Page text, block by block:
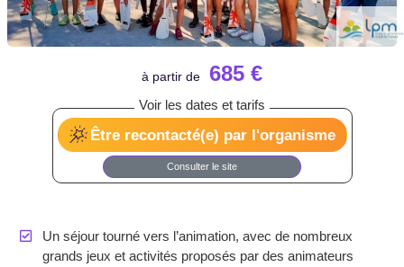
685 €
Être recontacté(e) par l'organisme
Consulter le site
Un séjour tourné vers l’animation, avec de nombreux
grands jeux et activités proposés par des animateurs